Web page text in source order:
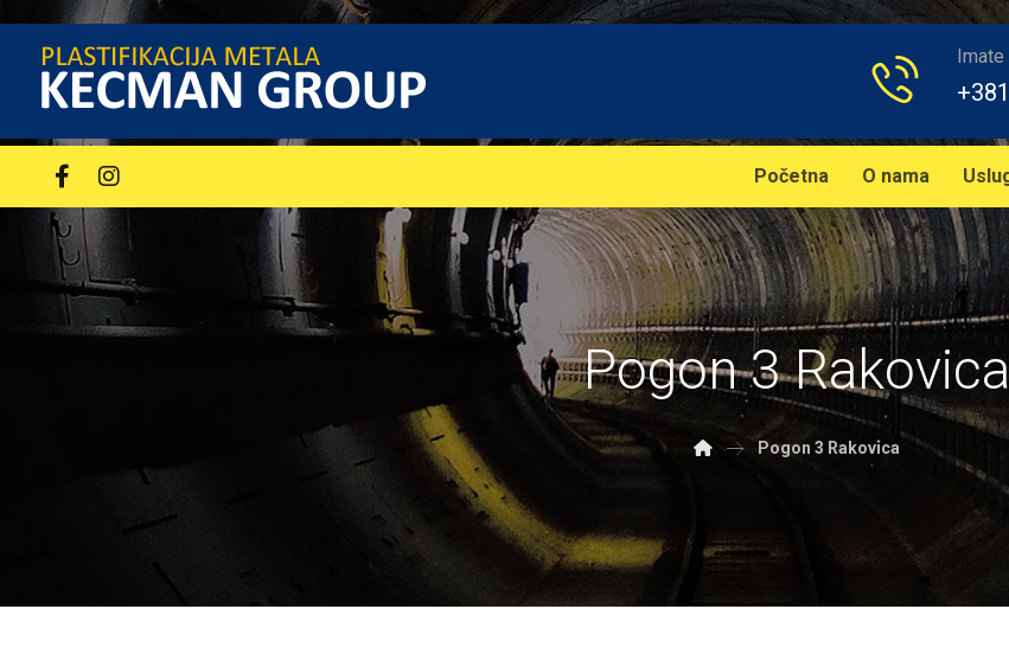
Imate
Početna O nama
Pogon 3 Rakovica
Pogon 3 Rakovica